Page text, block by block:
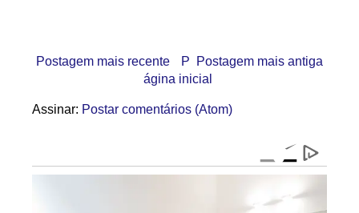
Postagem mais recente Postagem mais antiga
P
ágina inicial
Assinar: Postar comentários (Atom)